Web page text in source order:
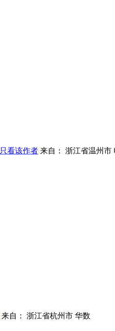
只看该作者 来自： 浙江省温州市
来自： 浙江省杭州市 华数